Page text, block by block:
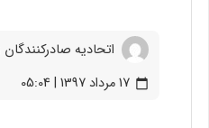
اتحادیه
calendar_today 17 مرداد 1397 | 05:04